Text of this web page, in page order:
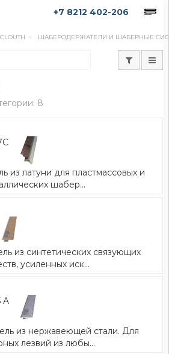
+7 8212 402-206
ШАБЕРОДЕРЖАТЕЛИ И ШАБЕРНЫЕ
8
из латуни для пластмассовых и
шабер...
из синтетических связующих
усиленных иск...
A
из нержавеющей стали. Для
лезвий из любы...